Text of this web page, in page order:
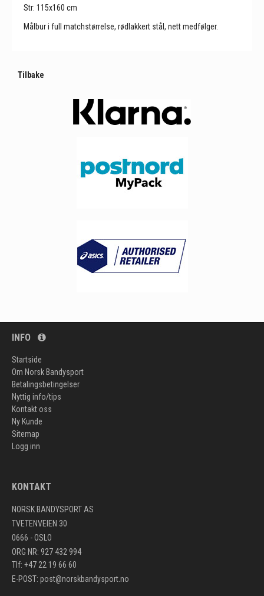
Str: 115x160 cm
Målbur i full matchstørrelse, rødlakkert stål, nett medfølger.
Tilbake
INFO
Startside
Om Norsk Bandysport
Betalingsbetingelser
Nyttig info/tips
Kontakt oss
Ny Kunde
Sitemap
Logg inn
KONTAKT
NORSK BANDYSPORT AS
TVETENVEIEN 30
0666 - OSLO
ORG NR: 927 432 994
Tlf: +47 22 19 66 60
E-POST: post@norskbandysport.no